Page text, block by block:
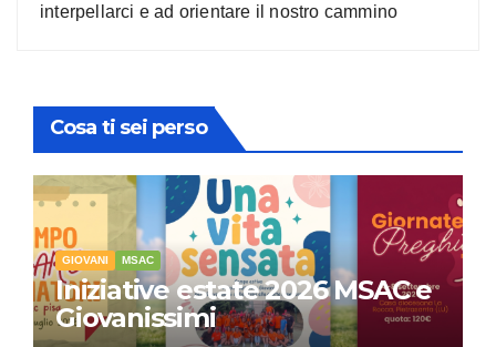
interpellarci e ad orientare il nostro cammino
Cosa ti sei perso
GIOVANI MSAC
Iniziative estate 2026 MSAC e
Giovanissimi